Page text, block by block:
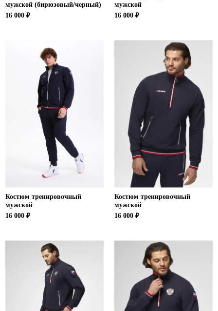
мужской (бирюзовый/черный)
16 000 ₽
мужской
16 000 ₽
Костюм тренировочный
мужской
16 000 ₽
Костюм тренировочный
мужской
16 000 ₽